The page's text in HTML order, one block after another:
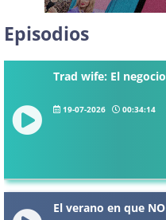
Episodios
Trad wife: El
19-07-2026 00:34:14
El verano en que